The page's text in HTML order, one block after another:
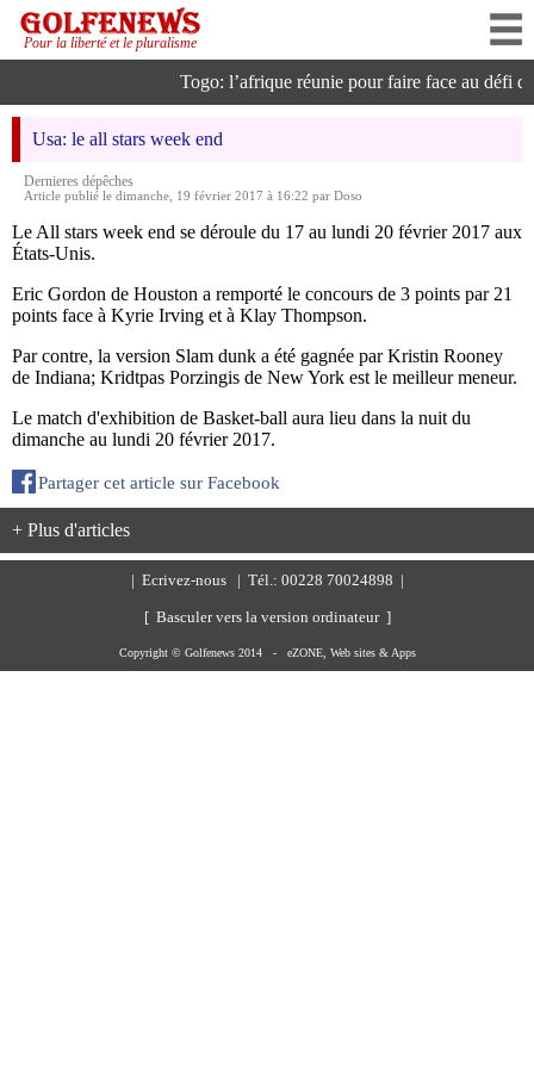
Pour la liberté et le pluralisme
Togo: l’afrique réunie pour faire face au défi
Usa: le all stars week end
Dernieres dépêches
Article publié le dimanche, 19 février 2017 à 16:22 par Doso
Le All stars week end se déroule du 17 au lundi 20 février 2017 aux
États-Unis.
Eric Gordon de Houston a remporté le concours de 3 points par 21
points face à Kyrie Irving et à Klay Thompson.
Par contre, la version Slam dunk a été gagnée par Kristin Rooney
de Indiana; Kridtpas Porzingis de New York est le meilleur meneur.
Le match d'exhibition de Basket-ball aura lieu dans la nuit du
dimanche au lundi 20 février 2017.
Partager cet article sur Facebook
+ Plus d'articles
Ecrivez-nous | Tél.: 00228 70024898 |
[ Basculer vers la version ordinateur ]
Copyright © Golfenews 2014 - eZONE, Web sites & Apps